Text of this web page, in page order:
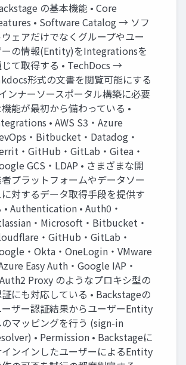
の基本機能 • Core
• Software Catalog → ソフ
ウェアだけでなくグループやユー
の情報(Entity)をIntegrationsを
て取得する • TechDocs →
形式の文書を閲覧可能にする
ンナーソースポータル構築に必要
能が最初から備わっている •
• AWS S3・Azure
・Bitbucket・Datadog・
・GitHub・GitLab・Gitea・
GCS・LDAP • さまざまな開
プラットフォームやデータソー
対するデータ取得手段を提供す
• Authentication • Auth0・
・Microsoft・Bitbucket・
・GitHub・GitLab・
・Okta・OneLogin・VMware
Easy Auth・Google IAP・
Proxy のようなプロキシ型の
にも対応している • Backstageの
ーザー認証結果からユーザーEntity
マッピングを行う (sign-in
• Permission • Backstageに
インインしたユーザーによるEntity